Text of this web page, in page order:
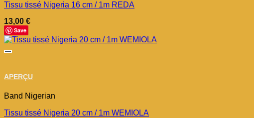
Tissu tissé Nigeria 16 cm / 1m REDA
13,00 €
Save
APERÇU
Band Nigerian
Tissu tissé Nigeria 20 cm / 1m WEMIOLA